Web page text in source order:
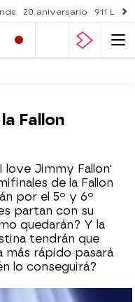
20 aniversario 911
Fallon
love Jimmy Fallon'
de la Fallon
por el 5º y 6º
partan con su
quedarán? Y la
tendrán que
más rápido pasará
lo conseguirá?